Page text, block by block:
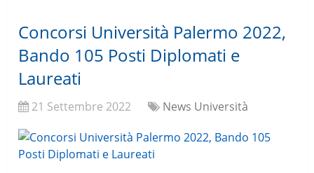
Concorsi Università Palermo 2022,
Bando 105 Posti Diplomati e
Laureati
21 Settembre 2022 News Università